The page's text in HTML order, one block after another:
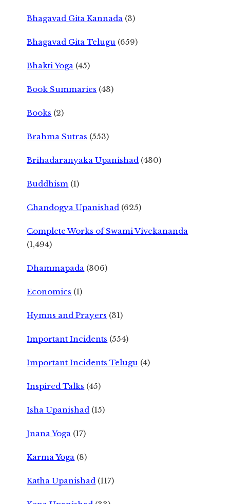
Bhagavad Gita Kannada (3)
Bhagavad Gita Telugu (659)
Bhakti Yoga (45)
Book Summaries (43)
Books (2)
Brahma Sutras (553)
Brihadaranyaka Upanishad (430)
Buddhism (1)
Chandogya Upanishad (625)
Complete Works of Swami Vivekananda
(1,494)
Dhammapada (306)
Economics (1)
Hymns and Prayers (31)
Important Incidents (554)
Important Incidents Telugu (4)
Inspired Talks (45)
Isha Upanishad (15)
Jnana Yoga (17)
Karma Yoga (8)
Katha Upanishad (117)